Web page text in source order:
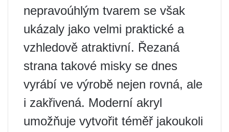
nepravoúhlým tvarem se však
ukázaly jako velmi praktické a
vzhledově atraktivní. Řezaná
strana takové misky se dnes
vyrábí ve výrobě nejen rovná, ale
i zakřivená. Moderní akryl
umožňuje vytvořit téměř jakoukoli